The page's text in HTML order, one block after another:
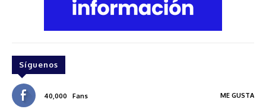
Síguenos
40,000 Fans ME GUSTA